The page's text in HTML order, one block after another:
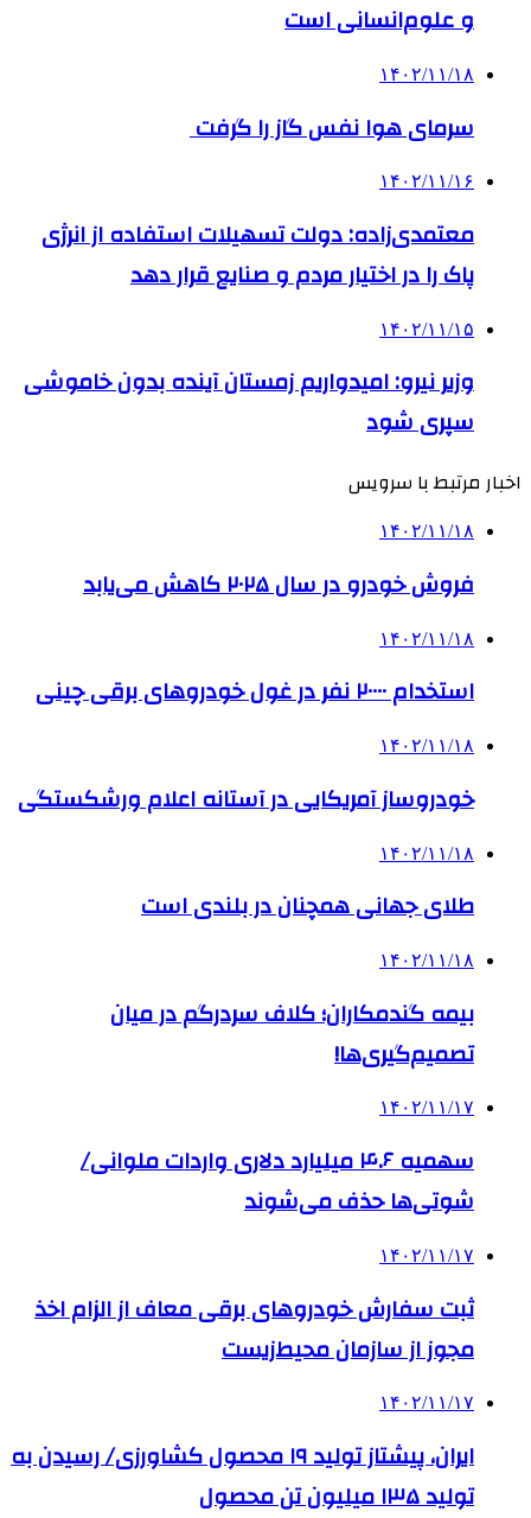
و علوم‌انسانی است
۱۴۰۲/۱۱/۱۸
سرمای هوا نفس گاز را گرفت
۱۴۰۲/۱۱/۱۶
معتمدی‌زاده: دولت تسهیلات استفاده از انرژی
پاک را در اختیار مردم و صنایع قرار دهد
۱۴۰۲/۱۱/۱۵
وزیر نیرو: امیدواریم زمستان آینده بدون خاموشی
سپری شود
اخبار مرتبط با سرویس
۱۴۰۲/۱۱/۱۸
فروش خودرو در سال ۲۰۲۵ کاهش می‌یابد
۱۴۰۲/۱۱/۱۸
استخدام ۲۰۰۰۰ نفر در غول خودروهای برقی چینی
۱۴۰۲/۱۱/۱۸
خودروساز آمریکایی در آستانه اعلام ورشکستگی
۱۴۰۲/۱۱/۱۸
طلای جهانی همچنان در بلندی است
۱۴۰۲/۱۱/۱۸
بیمه گندمکاران؛ کلاف سردرگم در میان
تصمیم‌گیری‌ها!
۱۴۰۲/۱۱/۱۷
سهمیه ۴.۶ میلیارد دلاری واردات ملوانی/
شوتی‌ها حذف می‌شوند
۱۴۰۲/۱۱/۱۷
ثبت سفارش خودروهای برقی معاف از الزام اخذ
مجوز از سازمان محیط‌زیست
۱۴۰۲/۱۱/۱۷
ایران، پیشتاز تولید ۱۹ محصول کشاورزی/ رسیدن به
تولید ۱۳۵ میلیون تن محصول